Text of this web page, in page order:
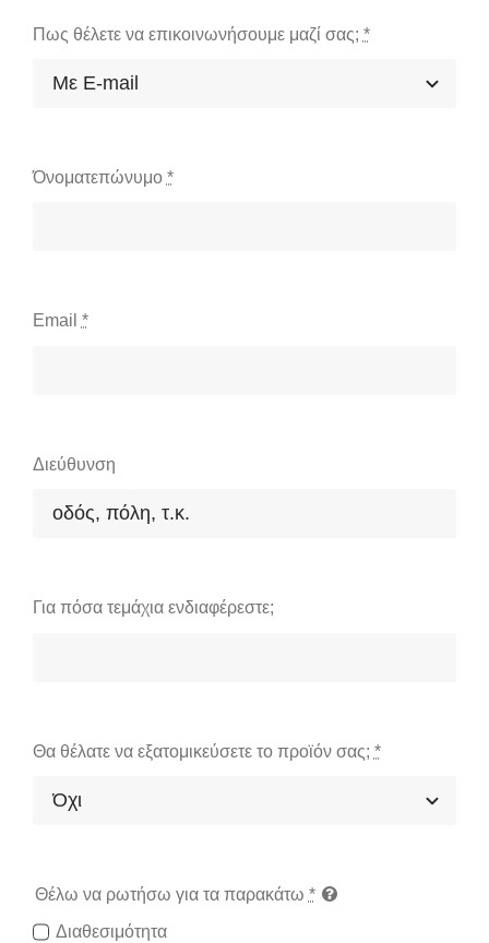
Πως θέλετε να επικοινωνήσουμε μαζί σας; *
Όνοματεπώνυμο *
Email *
Διεύθυνση
Για πόσα τεμάχια ενδιαφέρεστε;
Θα θέλατε να εξατομικεύσετε το προϊόν σας; *
Θέλω να ρωτήσω για τα παρακάτω *
Διαθεσιμότητα